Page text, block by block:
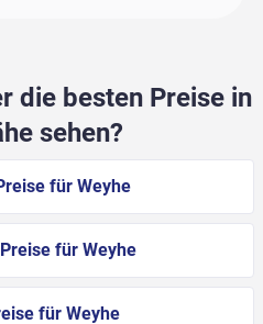
die besten Preise in
sehen?
für Weyhe
für Weyhe
für Weyhe